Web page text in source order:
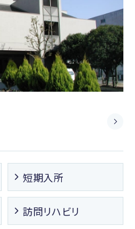
短期入所
訪問リハビリ